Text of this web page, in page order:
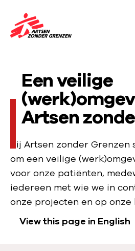
Sla navigatie over
N
m
e
p
a
g
Een veilige
Artsen
Bij Artsen zonder
om een veilige
voor onze patiënten,
iedereen met wie we in
onze projecten en op onze
View this page in English